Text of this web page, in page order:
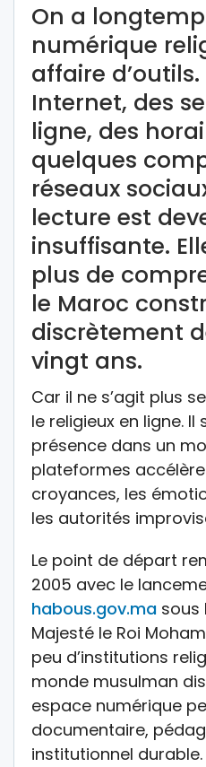
On a
numérique
affaire d’outils.
Internet, des
ligne, des
quelques
réseaux
lecture est
insuffisante.
plus de
le Maroc
discrètement
vingt ans.
Car il ne s’agit plus
le religieux en ligne. Il
présence dans un
plateformes
croyances, les
les autorités
Le point de départ
2005 avec le
habous.gov.ma sous
Majesté le Roi
peu d’institutions
monde musulman
espace numérique
documentaire,
institutionnel durable.